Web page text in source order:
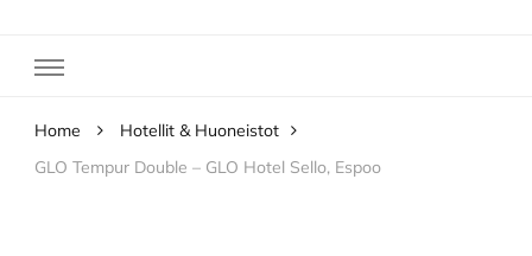
Elämää ja Matkoja
Home
Hotellit & Huoneistot
GLO Tempur Double – GLO Hotel Sello, Espoo